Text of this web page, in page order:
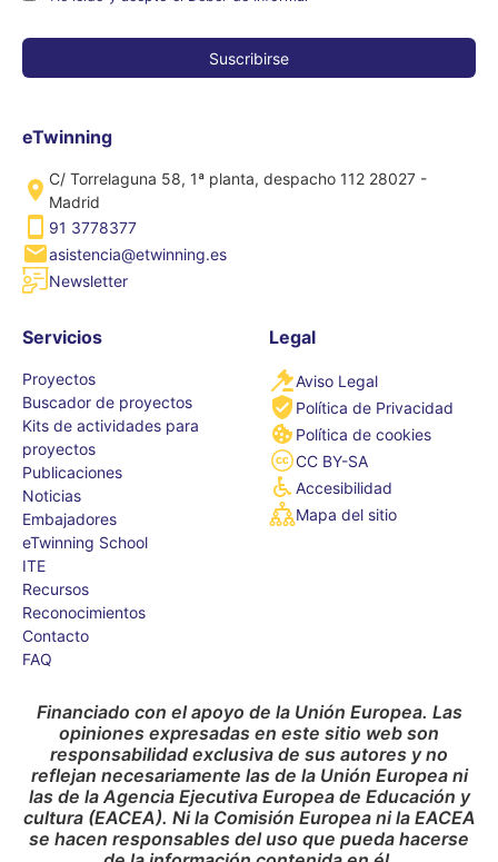
eTwinning
C/ Torrelaguna 58, 1ª planta, despacho 112 28027 -
Madrid
91 3778377
asistencia@etwinning.es
Newsletter
Servicios
Proyectos
Buscador de proyectos
Kits de actividades para
proyectos
Publicaciones
Noticias
Embajadores
eTwinning School
ITE
Recursos
Reconocimientos
Contacto
FAQ
Legal
Aviso Legal
Política de Privacidad
Política de cookies
CC BY-SA
Accesibilidad
Mapa del sitio
Financiado con el apoyo de la Unión Europea. Las
opiniones expresadas en este sitio web son
responsabilidad exclusiva de sus autores y no
reflejan necesariamente las de la Unión Europea ni
las de la Agencia Ejecutiva Europea de Educación y
cultura (EACEA). Ni la Comisión Europea ni la EACEA
se hacen responsables del uso que pueda hacerse